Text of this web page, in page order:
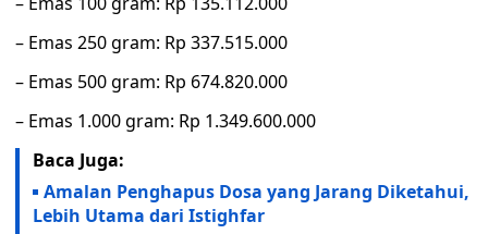
– Emas 250 gram: Rp 337.515.000
– Emas 500 gram: Rp 674.820.000
– Emas 1.000 gram: Rp 1.349.600.000
Baca Juga:
Amalan Penghapus Dosa yang Jarang Diketahui,
Lebih Utama dari Istighfar